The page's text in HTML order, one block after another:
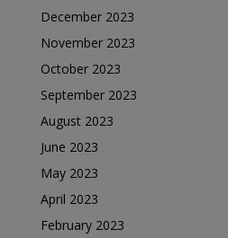
December 2023
November 2023
October 2023
September 2023
August 2023
June 2023
May 2023
April 2023
February 2023